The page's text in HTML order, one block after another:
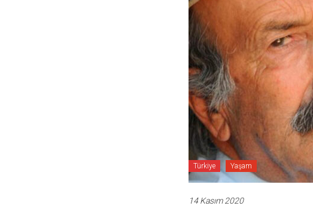
Türkiye Yaşam
14 Kasım 2020